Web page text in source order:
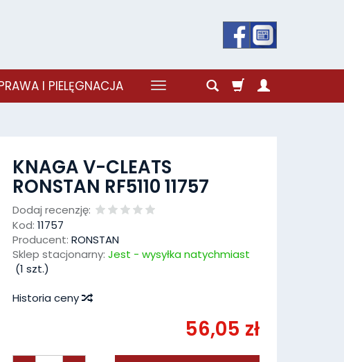
I PIELĘGNACJA
KNAGA V-CLEATS
RONSTAN RF5110 11757
Dodaj recenzję:
Kod: 11757
Producent: RONSTAN
Sklep stacjonarny: Jest - wysyłka natychmiast
(1 szt.)
Historia ceny
56,05 zł